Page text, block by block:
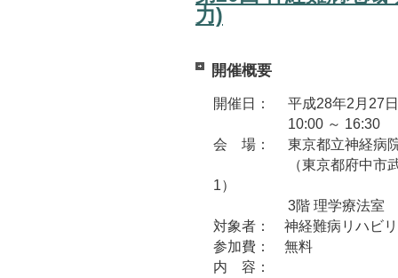
力)
開催概要
開催日： 平成28年2月27
10:00 ～ 16:30
会 場： 東京都立神経病
（東京都府中市武
1）
3階 理学療法室
対象者： 神経難病リハビ
参加費： 無料
内 容：